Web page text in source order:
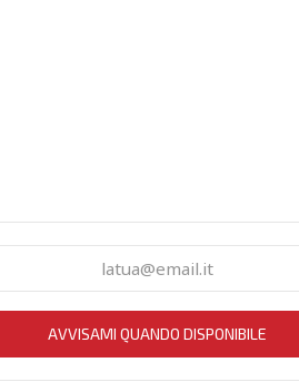
AVVISAMI QUANDO DISPONIBILE